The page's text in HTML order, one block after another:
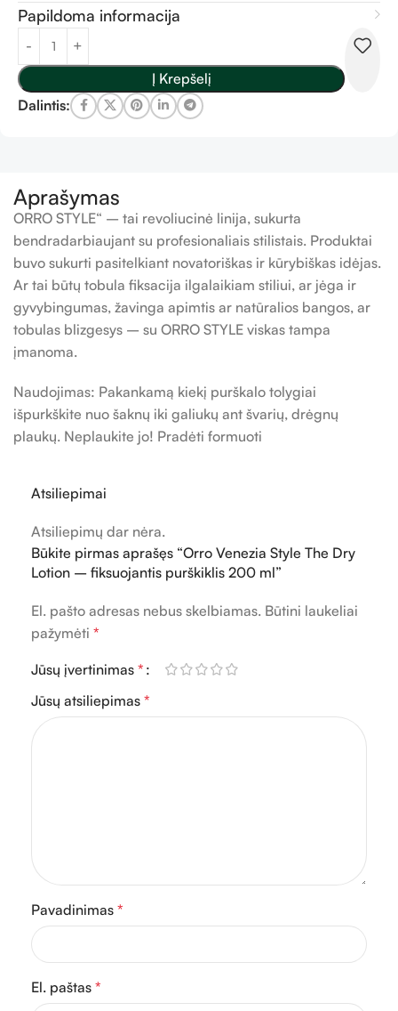
Papildoma informacija
Į Krepšelį
Dalintis:
Aprašymas
ORRO STYLE“ – tai revoliucinė linija, sukurta
bendradarbiaujant su profesionaliais stilistais. Produktai
buvo sukurti pasitelkiant novatoriškas ir kūrybiškas idėjas.
Ar tai būtų tobula fiksacija ilgalaikiam stiliui, ar jėga ir
gyvybingumas, žavinga apimtis ar natūralios bangos, ar
tobulas blizgesys – su ORRO STYLE viskas tampa
įmanoma.
Naudojimas: Pakankamą kiekį purškalo tolygiai
išpurkškite nuo šaknų iki galiukų ant švarių, drėgnų
plaukų. Neplaukite jo! Pradėti formuoti
Atsiliepimai
Atsiliepimų dar nėra.
Būkite pirmas aprašęs “Orro Venezia Style The Dry
Lotion – fiksuojantis purškiklis 200 ml”
El. pašto adresas nebus skelbiamas. Būtini laukeliai
pažymėti *
Jūsų įvertinimas *
Jūsų atsiliepimas *
Pavadinimas *
El. paštas *